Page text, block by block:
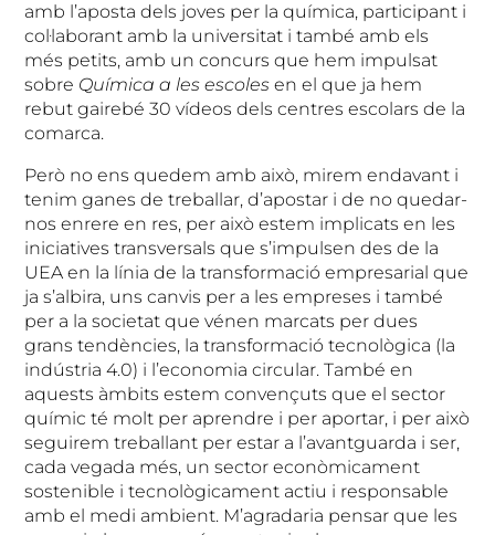
amb l’aposta dels joves per la química, participant i
col·laborant amb la universitat i també amb els
més petits, amb un concurs que hem impulsat
sobre Química a les escoles en el que ja hem
rebut gairebé 30 vídeos dels centres escolars de la
comarca.
Però no ens quedem amb això, mirem endavant i
tenim ganes de treballar, d’apostar i de no quedar-
nos enrere en res, per això estem implicats en les
iniciatives transversals que s’impulsen des de la
UEA en la línia de la transformació empresarial que
ja s’albira, uns canvis per a les empreses i també
per a la societat que vénen marcats per dues
grans tendències, la transformació tecnològica (la
indústria 4.0) i l’economia circular. També en
aquests àmbits estem convençuts que el sector
químic té molt per aprendre i per aportar, i per això
seguirem treballant per estar a l’avantguarda i ser,
cada vegada més, un sector econòmicament
sostenible i tecnològicament actiu i responsable
amb el medi ambient. M’agradaria pensar que les